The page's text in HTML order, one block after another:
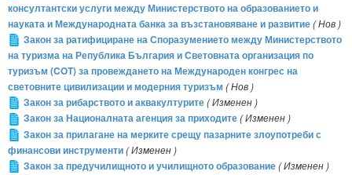
консултантски услуги между Министерството на образованието и
науката и Международната банка за възстановяване и развитие( Нов )
Закон за ратифициране на Споразумението между Министерството
на туризма на Република България и Световната организация по
туризъм (COT) за провеждането на Международен конгрес на
световните цивилизации и модерния туризъм ( Нов )
Закон за рибарството и аквакултурите( Изменен )
Закон за Националната агенция за приходите( Изменен )
Закон за прилагане на мерките срещу пазарните злоупотреби с
финансови инструменти( Изменен )
Закон за предучилищното и училищното образование( Изменен )